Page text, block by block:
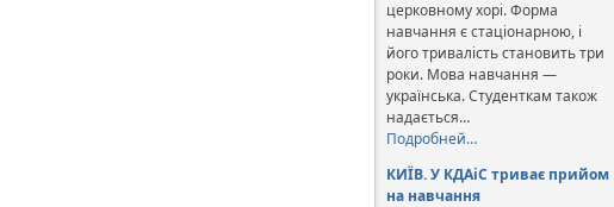
церковному хорі. Форма
навчання є стаціонарною, і
його тривалість становить три
роки. Мова навчання —
українська. Студенткам також
надається…
Подробней…
КИЇВ. У КДАіС триває прийом
на навчання